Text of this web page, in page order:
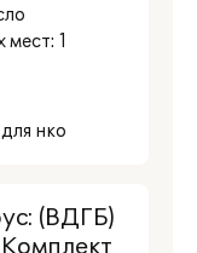
1
нко
(ВДГБ)
Комплект